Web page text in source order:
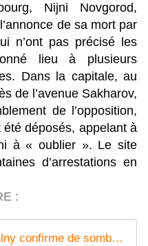
Nijni Novgorod,
de sa mort par
n’ont pas précisé les
lieu à plusieurs
Dans la capitale, au
de l’avenue Sakharov,
de l’opposition,
déposés, appelant à
à « oublier ». Le site
d’arrestations en
:
Russie : " La mort de Navalny confirme de sombres perspectives "